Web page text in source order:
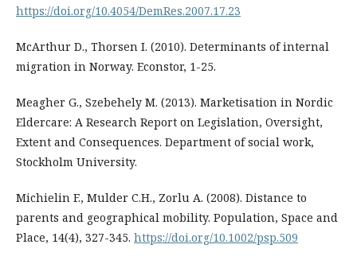
https://doi.org/10.4054/DemRes.2007.17.23
McArthur D., Thorsen I. (2010). Determinants of internal
migration in Norway. Econstor, 1-25.
Meagher G., Szebehely M. (2013). Marketisation in Nordic
Eldercare: A Research Report on Legislation, Oversight,
Extent and Consequences. Department of social work,
Stockholm University.
Michielin F., Mulder C.H., Zorlu A. (2008). Distance to
parents and geographical mobility. Population, Space and
Place, 14(4), 327-345. https://doi.org/10.1002/psp.509